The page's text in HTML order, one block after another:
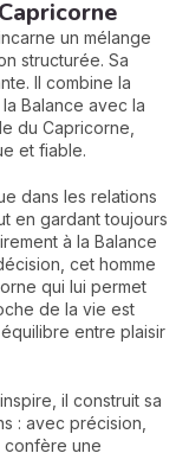
un mélange
structurée. Sa
Il combine la
Balance avec la
du Capricorne,
et fiable.
dans les relations
en gardant toujours
à la Balance
cet homme
qui lui permet
de la vie est
entre plaisir
il construit sa
: avec précision,
confère une